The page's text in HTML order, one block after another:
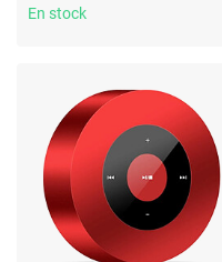
- Autonomie jusqu’à 10 h
En stock